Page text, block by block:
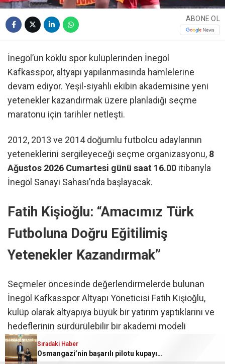
ABONE OL
İnegöl’ün köklü spor kulüplerinden İnegöl
Kafkasspor, altyapı yapılanmasında hamlelerine
devam ediyor. Yeşil-siyahlı ekibin akademisine yeni
yetenekler kazandırmak üzere planladığı seçme
maratonu için tarihler netleşti.
2012, 2013 ve 2014 doğumlu futbolcu adaylarının
yeteneklerini sergileyeceği seçme organizasyonu, 8
Ağustos 2026 Cumartesi günü saat 16.00 itibarıyla
İnegöl Sanayi Sahası’nda başlayacak.
Fatih Kişioğlu: “Amacımız Türk
Futboluna Doğru Eğitilimiş
Yetenekler Kazandırmak”
Seçmeler öncesinde değerlendirmelerde bulunan
İnegöl Kafkasspor Altyapı Yöneticisi Fatih Kişioğlu,
kulüp olarak altyapıya büyük bir yatırım yaptıklarını ve
hedeflerinin sürdürülebilir bir akademi modeli
oluşturmak olduğunu vurguladı.
Sıradaki Haber
Osmangazi’nin başarılı pilotu kupayı başkan Aydın’la